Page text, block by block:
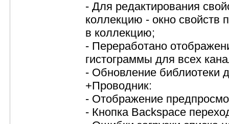
- Для редактирования
коллекцию - окно свойств
в коллекцию;
- Переработано
гистограммы для всех
- Обновление библиотеки
+Проводник:
- Отображение
- Кнопка Backspace